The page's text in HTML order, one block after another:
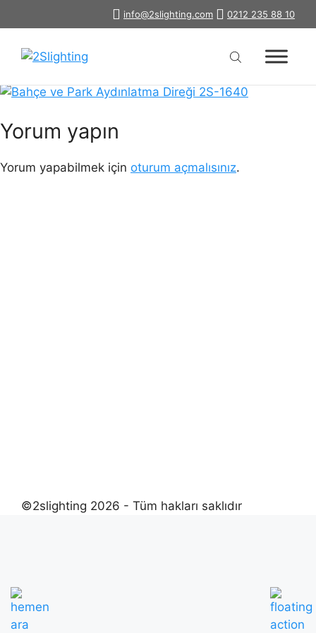
atla
info@2slighting.com 0212 235 88 10
bahce-park-aydinlatma-diregi-2s-
1640
Yorum yapın
Yorum yapabilmek için oturum açmalısınız.
©2slighting 2026 - Tüm hakları saklıdır